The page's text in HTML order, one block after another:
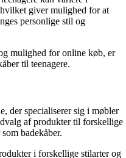
giver mulighed for at
personlige stil og
mulighed for online køb, er
til teenagere.
der specialiserer sig i møbler
af produkter til forskellige
badekåber.
i forskellige stilarter og